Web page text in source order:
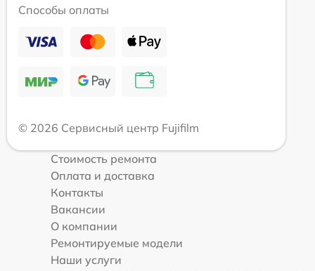
Способы оплаты
© 2026 Сервисный центр Fujifilm
Стоимость ремонта
Оплата и доставка
Контакты
Вакансии
О компании
Ремонтируемые модели
Наши услуги